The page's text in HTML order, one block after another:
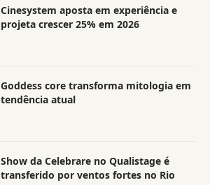
Cinesystem aposta em experiência e
projeta crescer 25% em 2026
Goddess core transforma mitologia em
tendência atual
Show da Celebrare no Qualistage é
transferido por ventos fortes no Rio